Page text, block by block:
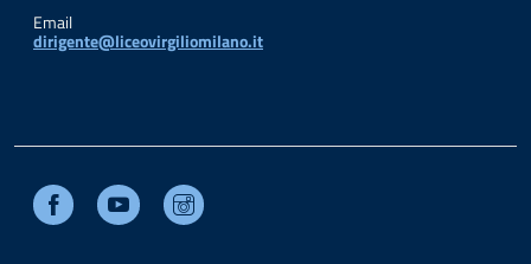
Email
dirigente@liceovirgiliomilano.it
Facebook Youtube